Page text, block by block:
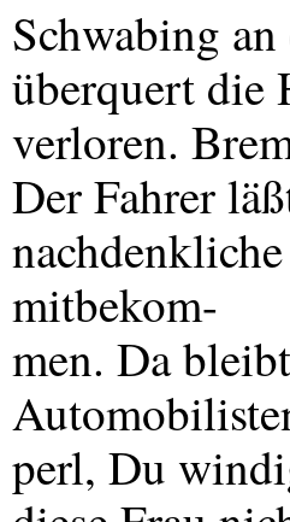
Schwabing
überquert die
verloren.
Der Fahrer
mitbekom-
men. Da
perl, Du